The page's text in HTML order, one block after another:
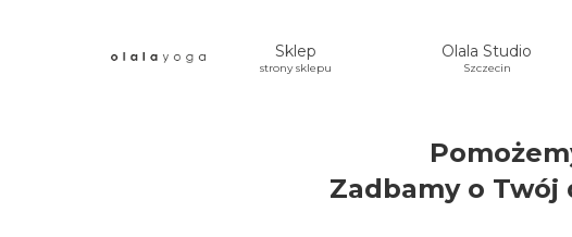
Sklep
strony sklepu
Olala Studio
Szczecin
Zadbamy o